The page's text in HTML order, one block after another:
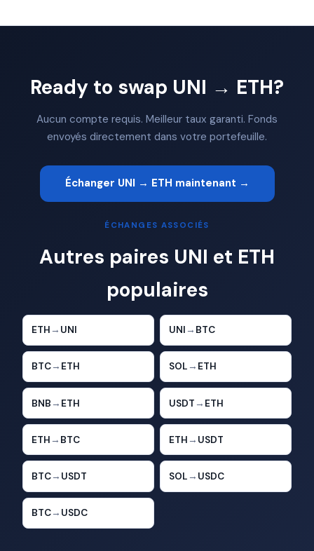
Ready to swap UNI → ETH?
Aucun compte requis. Meilleur taux garanti. Fonds
envoyés directement dans votre portefeuille.
Échanger UNI → ETH maintenant →
ÉCHANGES ASSOCIÉS
Autres paires UNI et ETH
populaires
ETH → UNI UNI → BTC
BTC→ ETH SOL → ETH
BNB → ETH USDT → ETH
ETH → BTC ETH → USDT
BTC→ USDT SOL → USDC
BTC→ USDC